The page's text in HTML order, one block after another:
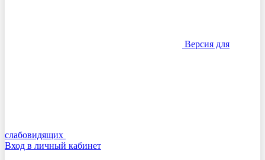
Версия для
слабовидящих
Вход в личный кабинет